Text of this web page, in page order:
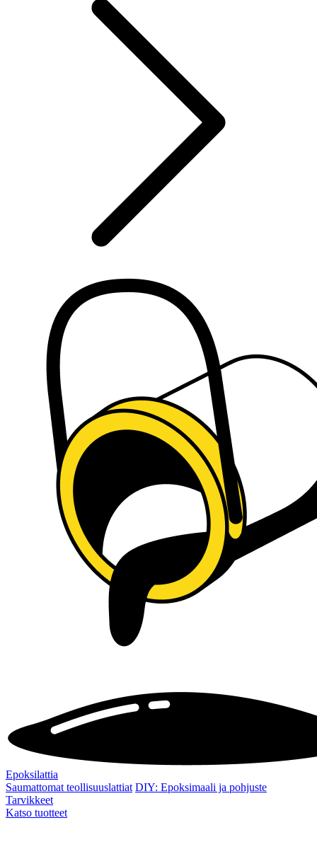
Epoksilattia
Saumattomat teollisuuslattiat DIY: Epoksimaali ja pohjuste
Tarvikkeet
Katso tuotteet